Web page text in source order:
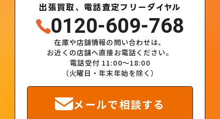
出張買取、電話査定フリーダイヤル
0120-609-768
在庫や店舗情報の問い合わせは、
お近くの店舗へ直接お電話ください。
電話受付 11:00～18:00
（火曜日・年末年始を除く）
メールで相談する